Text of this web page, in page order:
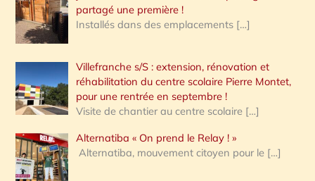
partagé une première !
Installés dans des emplacements […]
Villefranche s/S : extension, rénovation et
réhabilitation du centre scolaire Pierre Montet,
pour une rentrée en septembre !
Visite de chantier au centre scolaire […]
Alternatiba « On prend le Relay ! »
Alternatiba, mouvement citoyen pour le […]